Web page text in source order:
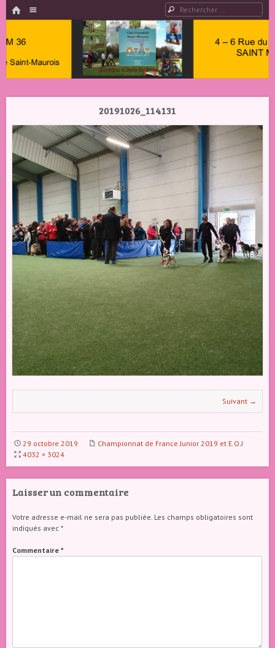
HOME Rechercher
Club
Cynophile
Maurois –
Club
Canin
Indre 36
20191026_114131
Suivant →
29 octobre 2019
Championnat de France Junior 2019 et E.O.J
4032 × 3024
Laisser un commentaire
Votre adresse e-mail ne sera pas publiée. Les champs obligatoires sont
indiqués avec *
Commentaire *